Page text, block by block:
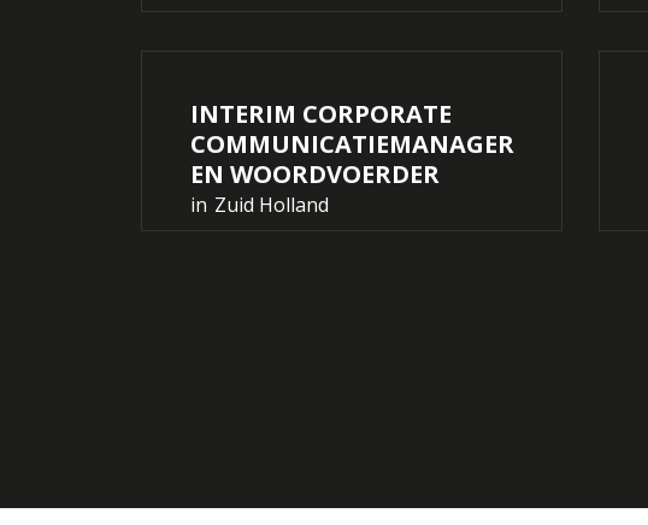
INTERIM CORPORATE
COMMUNICATIEMANAGER
EN WOORDVOERDER
in Zuid Holland